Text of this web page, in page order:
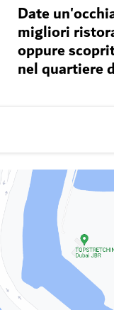
Date
migliori
oppure
nel quartiere